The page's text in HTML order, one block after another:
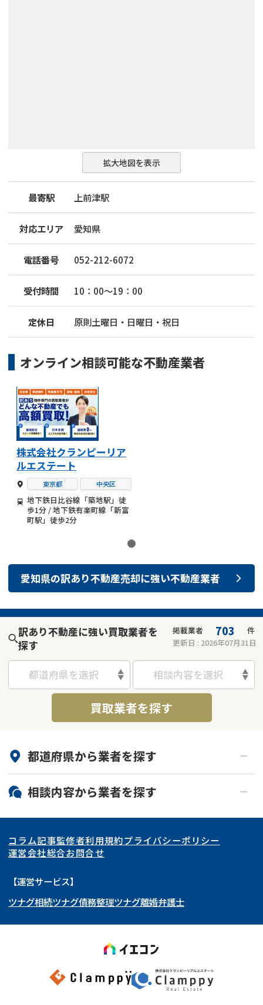
拡大地図を表示
最寄駅 上前津駅
対応エリア 愛知県
電話番号 052-212-6072
受付時間 10：00～19：00
定休日 原則土曜日・日曜日・祝日
オンライン相談可能な不動産業者
株式会社クランピーリア
ルエステート
東京都 中央区
地下鉄日比谷線「築地駅」徒
歩1分 / 地下鉄有楽町線「新富
町駅」徒歩2分
愛知県の訳あり不動産売却に強い不動産業者
訳あり不動産に強い買取業者を
探す
掲載業者 703
件
更新日 : 2026年07月31日
都道府県を選択 相談内容を選択
買取業者を探す
都道府県から業者を探す
北海道・東北
北海道 青森県
岩手県 宮城県
秋田県
福島県
関東
東京都 神奈川県
埼玉県
茨城県 群馬県
東海
愛知県
岐阜県 山梨県
関西
大阪府 京都府
奈良県
和歌山県
北陸・甲信越
石川県
富山県
岡山県
九州・沖縄
相談内容から業者を探す
再建築不可
底地
ゴミ屋敷
リースバック
コラム記事監修者利用規約プライバシーポリシー
運営会社総合お問合せ
【運営サービス】
ツナグ相続ツナグ債務整理ツナグ離婚弁護士